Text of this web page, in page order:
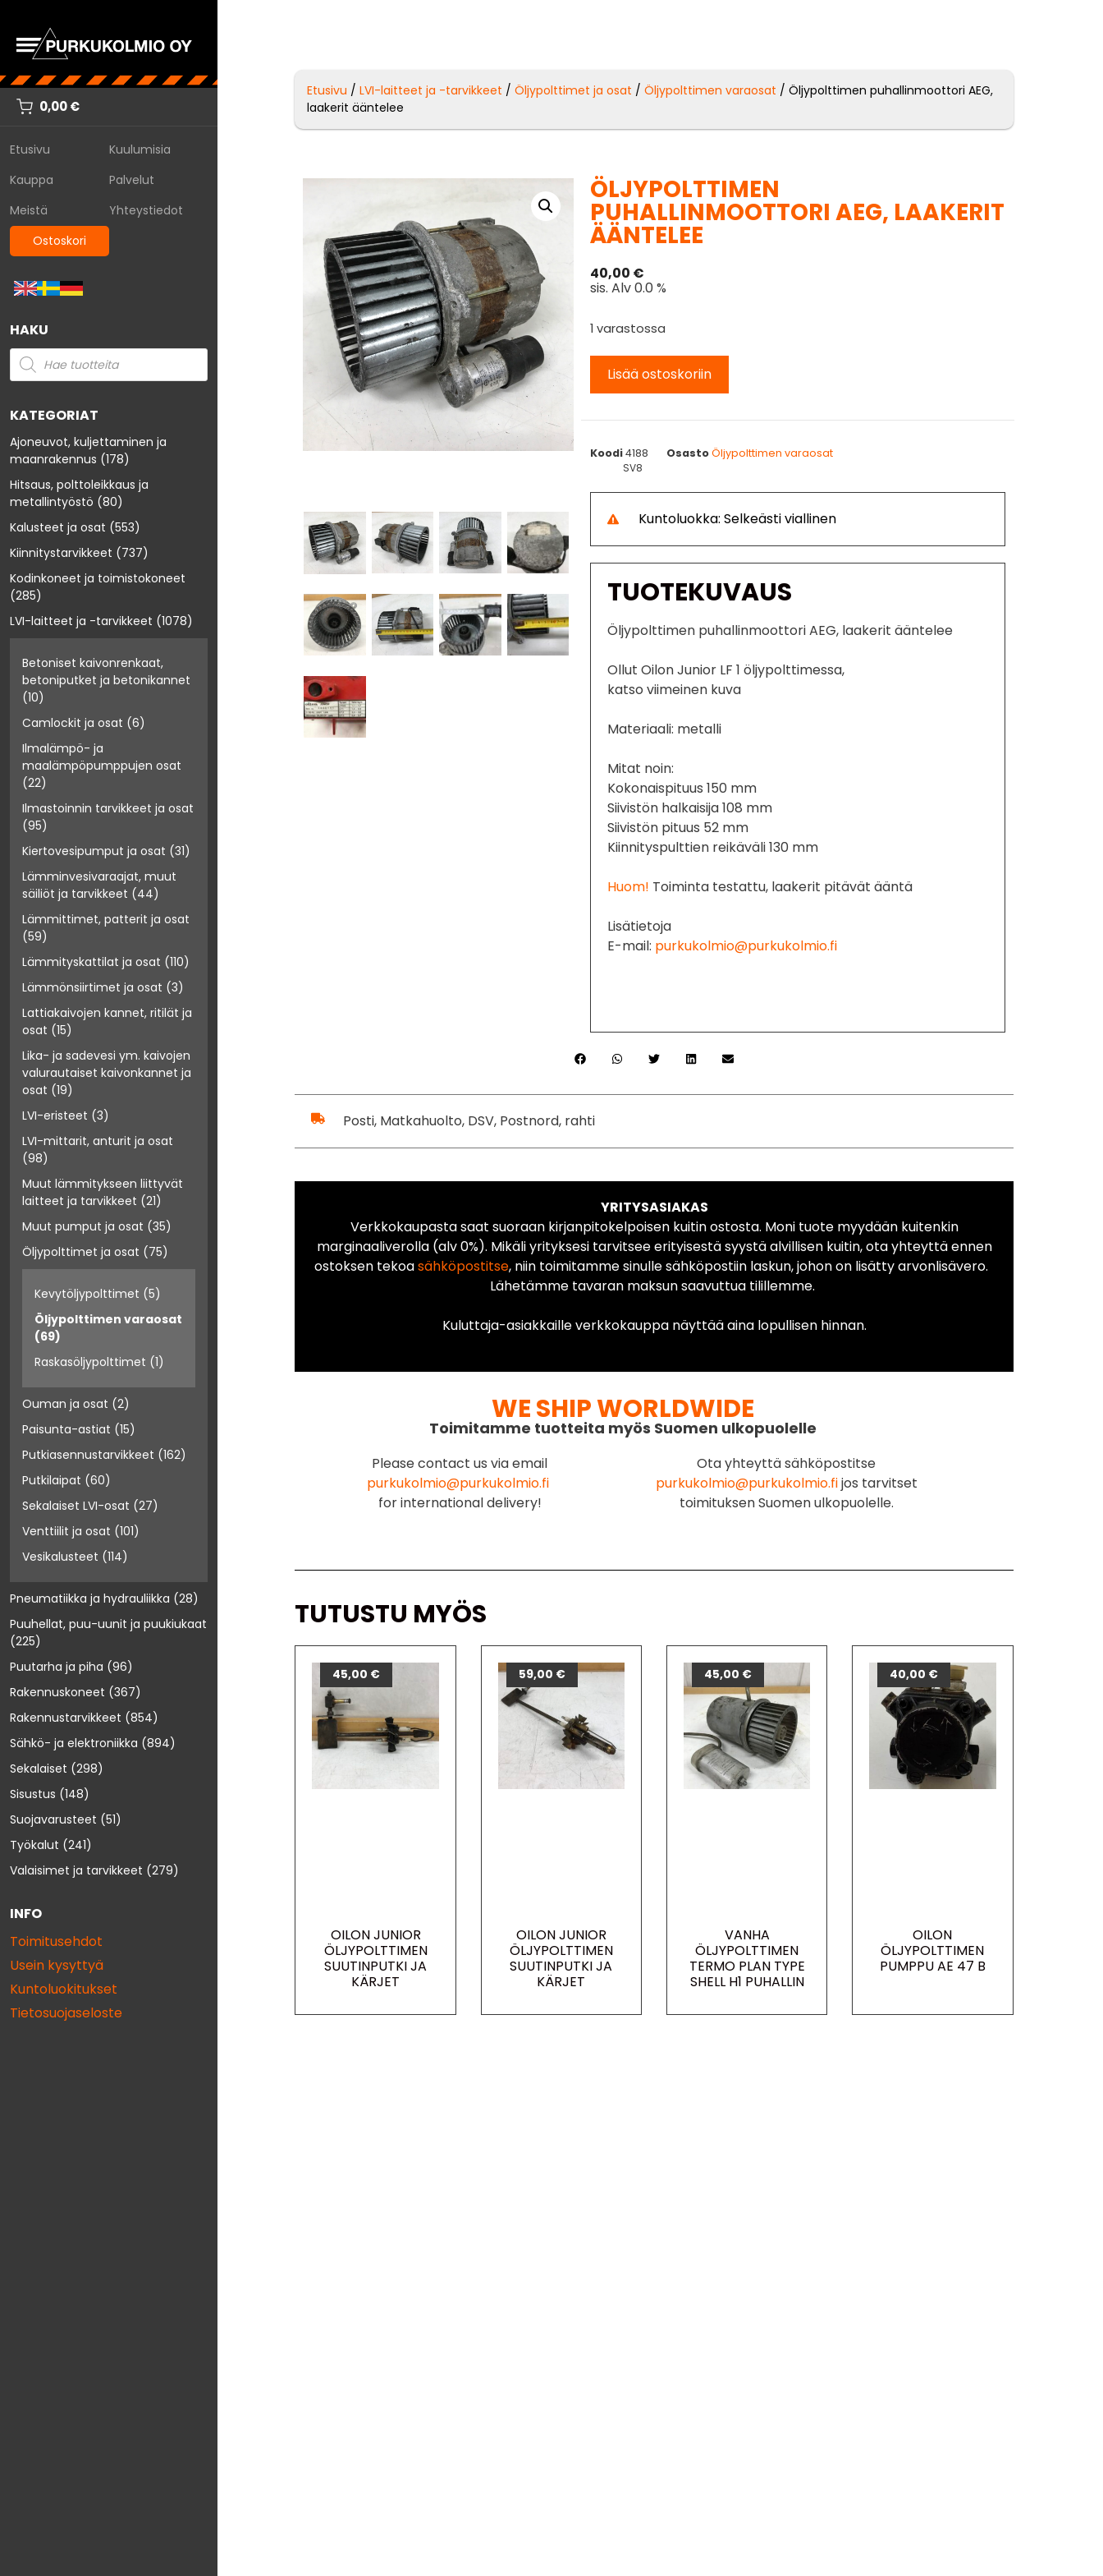
0,00€
Etusivu
Kuulumisia
Kauppa
Palvelut
Meistä
Yhteystiedot
Ostoskori
HAKU
KATEGORIAT
Ajoneuvot, kuljettaminen ja
maanrakennus (178)
Hitsaus, polttoleikkaus ja
metallintyöstö (80)
Kalusteet ja osat (553)
Kiinnitystarvikkeet (737)
Kodinkoneet ja toimistokoneet
(285)
LVI-laitteet ja -tarvikkeet (1078)
Betoniset kaivonrenkaat,
betoniputket ja betonikannet
(10)
Camlockit ja osat (6)
Ilmalämpö- ja
maalämpöpumppujen osat
(22)
Ilmastoinnin tarvikkeet ja osat
(95)
Kiertovesipumput ja osat (31)
Lämminvesivaraajat, muut
säiliöt ja tarvikkeet (44)
Lämmittimet, patterit ja osat
(59)
Lämmityskattilat ja osat (110)
Lämmönsiirtimet ja osat (3)
Lattiakaivojen kannet, ritilät ja
osat (15)
Lika- ja sadevesi ym. kaivojen
valurautaiset kaivonkannet ja
osat (19)
LVI-eristeet (3)
LVI-mittarit, anturit ja osat
(98)
Muut lämmitykseen liittyvät
laitteet ja tarvikkeet (21)
Muut pumput ja osat (35)
Öljypolttimet ja osat (75)
Kevytöljypolttimet (5)
Öljypolttimen varaosat
(69)
Raskasöljypolttimet (1)
Ouman ja osat (2)
Paisunta-astiat (15)
Putkiasennustarvikkeet (162)
Putkilaipat (60)
Sekalaiset LVI-osat (27)
Venttiilit ja osat (101)
Vesikalusteet (114)
Pneumatiikka ja hydrauliikka (28)
Puuhellat, puu-uunit ja puukiukaat
(225)
Puutarha ja piha (96)
Rakennuskoneet (367)
Rakennustarvikkeet (854)
Sähkö- ja elektroniikka (894)
Sekalaiset (298)
Sisustus (148)
Suojavarusteet (51)
Työkalut (241)
Valaisimet ja tarvikkeet (279)
INFO
Toimitusehdot
Usein kysyttyä
Kuntoluokitukset
Tietosuojaseloste
Etusivu /LVI-laitteet ja -tarvikkeet /Öljypolttimet ja osat /Öljypolttimen varaosat / Öljypolttimen puhallinmoottori AEG,
laakerit ääntelee
ÖLJYPOLTTIMEN
PUHALLINMOOTTORI AEG, LAAKERIT
ÄÄNTELEE
40,00 €
sis. Alv 0.0 %
1 varastossa
Lisää ostoskoriin
Koodi4188 Osasto Öljypolttimen varaosat
SV8
Kuntoluokka: Selkeästi viallinen
TUOTEKUVAUS
Öljypolttimen puhallinmoottori AEG, laakerit ääntelee
Ollut Oilon Junior LF 1 öljypolttimessa,
katso viimeinen kuva
Materiaali: metalli
Mitat noin:
Kokonaispituus 150 mm
Siivistön halkaisija 108 mm
Siivistön pituus 52 mm
Kiinnityspulttien reikäväli 130 mm
Huom! Toiminta testattu, laakerit pitävät ääntä
Lisätietoja
E-mail: purkukolmio@purkukolmio.fi
Posti, Matkahuolto, DSV, Postnord, rahti
YRITYSASIAKAS
Verkkokaupasta saat suoraan kirjanpitokelpoisen kuitin ostosta. Moni tuote myydään kuitenkin
marginaaliverolla (alv 0%). Mikäli yrityksesi tarvitsee erityisestä syystä alvillisen kuitin, ota yhteyttä ennen
ostoksen tekoasähköpostitse, niin toimitamme sinulle sähköpostiin laskun, johon on lisätty arvonlisävero.
Lähetämme tavaran maksun saavuttua tilillemme.
Kuluttaja-asiakkaille verkkokauppa näyttää aina lopullisen hinnan.
WE SHIP WORLDWIDE
Toimitamme tuotteita myös Suomen ulkopuolelle
Please contact us via email
purkukolmio@purkukolmio.fi
for international delivery!
Ota yhteyttä sähköpostitse
purkukolmio@purkukolmio.fijos tarvitset
toimituksen Suomen ulkopuolelle.
TUTUSTU MYÖS
OILON JUNIOR
ÖLJYPOLTTIMEN
SUUTINPUTKI JA
KÄRJET
45,00 €
OILON JUNIOR
ÖLJYPOLTTIMEN
SUUTINPUTKI JA
KÄRJET
59,00 €
VANHA
ÖLJYPOLTTIMEN
TERMO PLAN TYPE
SHELL H1 PUHALLIN
45,00 €
OILON
ÖLJYPOLTTIMEN
PUMPPU AE 47 B
40,00 €